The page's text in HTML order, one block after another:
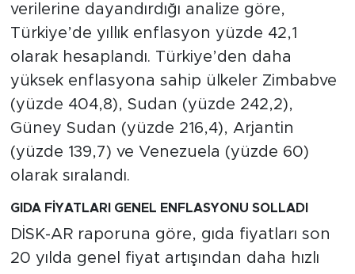
verilerine dayandırdığı analize göre,
Türkiye’de yıllık enflasyon yüzde 42,1
olarak hesaplandı. Türkiye’den daha
yüksek enflasyona sahip ülkeler Zimbabve
(yüzde 404,8), Sudan (yüzde 242,2),
Güney Sudan (yüzde 216,4), Arjantin
(yüzde 139,7) ve Venezuela (yüzde 60)
olarak sıralandı.
GIDA FİYATLARI GENEL ENFLASYONU SOLLADI
DİSK-AR raporuna göre, gıda fiyatları son
20 yılda genel fiyat artışından daha hızlı